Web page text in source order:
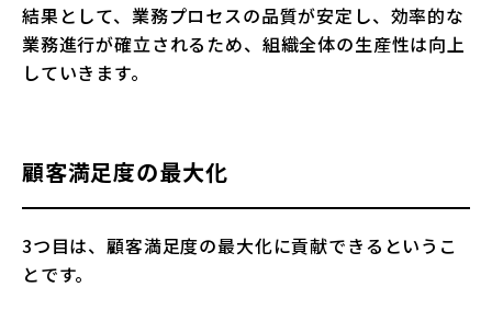
結果として、業務プロセスの品質が安定し、効率的な
業務進行が確立されるため、組織全体の生産性は向上
していきます。
顧客満足度の最大化
3つ目は、顧客満足度の最大化に貢献できるというこ
とです。